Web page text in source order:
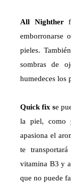
All Nighther
emborronarse
pieles.
sombras de
humedeces los
Quick fix se
la piel, como
apasiona el
te
vitamina B3 y
que no puede